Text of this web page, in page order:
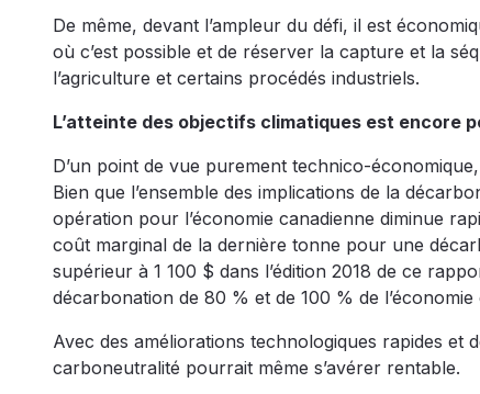
De même, devant l’ampleur du défi, il est
où c’est possible et de réserver la capture et la
l’agriculture et certains procédés industriels.
L’atteinte des objectifs climatiques est encore
D’un point de vue purement technico-
Bien que l’ensemble des implications de la
opération pour l’économie canadienne diminue
coût marginal de la dernière tonne pour une
supérieur à 1 100 $ dans l’édition 2018 de ce
décarbonation de 80 % et de 100 % de
Avec des améliorations technologiques rapides et
carboneutralité pourrait même s’avérer rentable.